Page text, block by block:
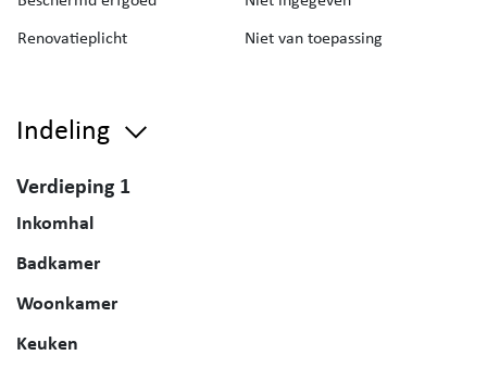
Renovatieplicht
Niet van toepassing
Indeling
Verdieping 1
Inkomhal
Badkamer
Woonkamer
Keuken